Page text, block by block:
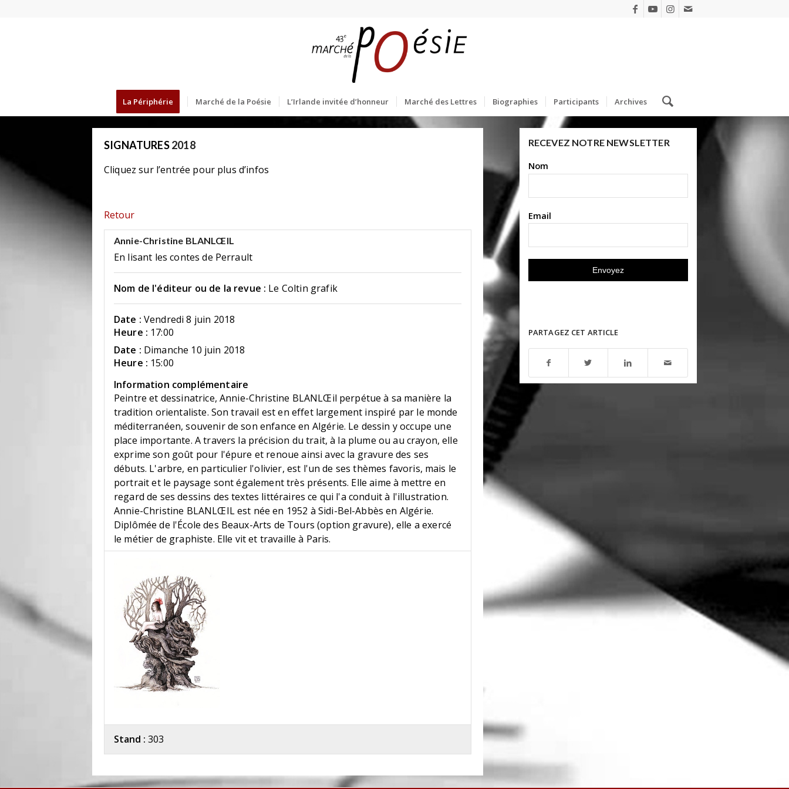
La Périphérie Marché de la Poésie L’Irlande invitée d’honneur Marché des Lettres Biographies Participants Archives
SIGNATURES2018
Cliquez sur l’entrée pour plus d’infos
Retour
Annie-Christine BLANLŒIL
En lisant les contes de Perrault
Nom de l'éditeur ou de la revue : Le Coltin grafik
Date : Vendredi 8 juin 2018
Heure : 17:00
Date : Dimanche 10 juin 2018
Heure : 15:00
Information complémentaire
Peintre et dessinatrice, Annie-Christine BLANLŒil perpétue à sa manière la
tradition orientaliste. Son travail est en effet largement inspiré par le monde
méditerranéen, souvenir de son enfance en Algérie. Le dessin y occupe une
place importante. A travers la précision du trait, à la plume ou au crayon, elle
exprime son goût pour l'épure et renoue ainsi avec la gravure des ses
débuts. L'arbre, en particulier l'olivier, est l'un de ses thèmes favoris, mais le
portrait et le paysage sont également très présents. Elle aime à mettre en
regard de ses dessins des textes littéraires ce qui l'a conduit à l'illustration.
Annie-Christine BLANLŒIL est née en 1952 à Sidi-Bel-Abbès en Algérie.
Diplômée de l'École des Beaux-Arts de Tours (option gravure), elle a exercé
le métier de graphiste. Elle vit et travaille à Paris.
Stand : 303
RECEVEZ NOTRE NEWSLETTER
Nom
Email
PARTAGEZ CET ARTICLE